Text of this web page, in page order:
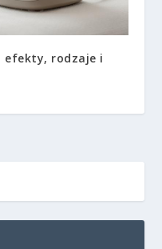
efekty, rodzaje i